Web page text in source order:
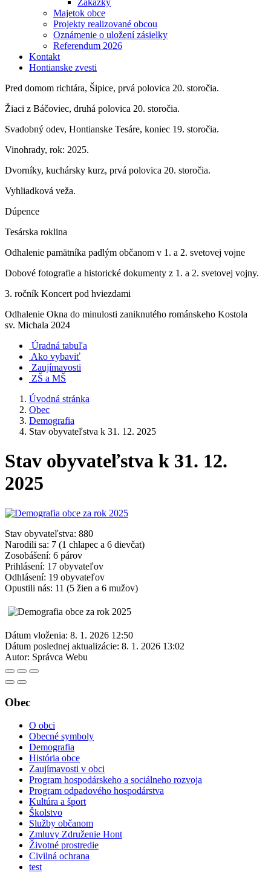
Zákazky
Majetok obce
Projekty realizované obcou
Oznámenie o uložení zásielky
Referendum 2026
Kontakt
Hontianske zvesti
Pred domom richtára, Šipice, prvá polovica 20. storočia.
Žiaci z Báčoviec, druhá polovica 20. storočia.
Svadobný odev, Hontianske Tesáre, koniec 19. storočia.
Vinohrady, rok: 2025.
Dvorníky, kuchársky kurz, prvá polovica 20. storočia.
Vyhliadková veža.
Dúpence
Tesárska roklina
Odhalenie pamätníka padlým občanom v 1. a 2. svetovej vojne
Dobové fotografie a historické dokumenty z 1. a 2. svetovej vojny.
3. ročník Koncert pod hviezdami
Odhalenie Okna do minulosti zaniknutého románskeho Kostola
sv. Michala 2024
Úradná tabuľa
Ako vybaviť
Zaujímavosti
ZŠ a MŠ
Úvodná stránka
Obec
Demografia
Stav obyvateľstva k 31. 12. 2025
Stav obyvateľstva k 31. 12.
2025
Stav obyvateľstva: 880
Narodili sa: 7 (1 chlapec a 6 dievčat)
Zosobášení: 6 párov
Prihlásení: 17 obyvateľov
Odhlásení: 19 obyvateľov
Opustili nás: 11 (5 žien a 6 mužov)
Dátum vloženia: 8. 1. 2026 12:50
Dátum poslednej aktualizácie: 8. 1. 2026 13:02
Autor: Správca Webu
Obec
O obci
Obecné symboly
Demografia
História obce
Zaujímavosti v obci
Program hospodárskeho a sociálneho rozvoja
Program odpadového hospodárstva
Kultúra a šport
Školstvo
Služby občanom
Zmluvy Združenie Hont
Životné prostredie
Civilná ochrana
test